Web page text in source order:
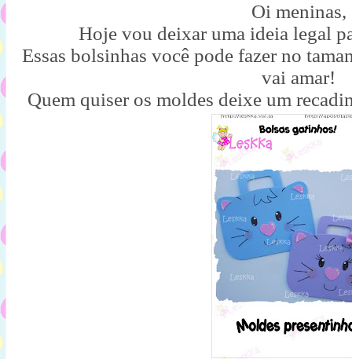
Oi meninas,
Hoje vou deixar uma ideia legal
Essas bolsinhas você pode fazer no
vai amar!
Quem quiser os moldes deixe um